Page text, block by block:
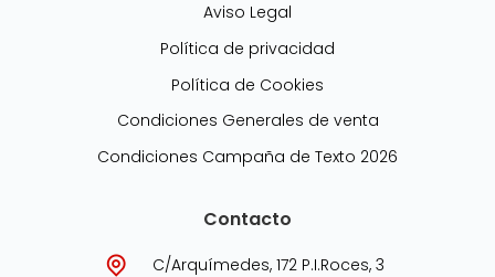
Aviso Legal
Política de privacidad
Política de Cookies
Condiciones Generales de venta
Condiciones Campaña de Texto 2026
Contacto
C/Arquímedes, 172 P.I.Roces, 3